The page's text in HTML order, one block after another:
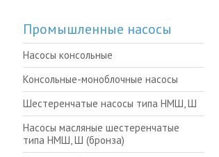
Промышленные насосы
Насосы консольные
Консольные-моноблочные насосы
Шестеренчатые насосы типа НМШ, Ш
Насосы масляные шестеренчатые
типа НМШ, Ш (бронза)